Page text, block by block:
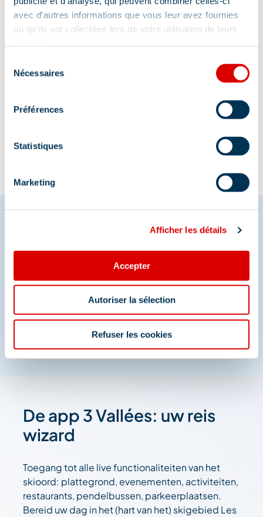
avec d'autres informations que vous leur avez fournies
ou qu'ils ont collectées lors de votre utilisation de leurs
Nécessaires
Préférences
Statistiques
Marketing
Afficher les détails
Accepter
Autoriser la sélection
Refuser les cookies
351 route des Glaciers - Galerie des Cimes,
73550 Les Allues
Deel je momenten in
En we zijn ook te vinden op de sociale media
De app 3 Vallées: uw reis
wizard
Toegang tot alle live functionaliteiten van het
skioord: plattegrond, evenementen, activiteiten,
restaurants, pendelbussen, parkeerplaatsen.
Bereid uw dag in het (hart van het) skigebied Les